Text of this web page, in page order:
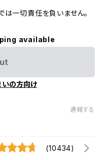
は一切責任を負いません。
available
いの方向け
通報する
(10434)